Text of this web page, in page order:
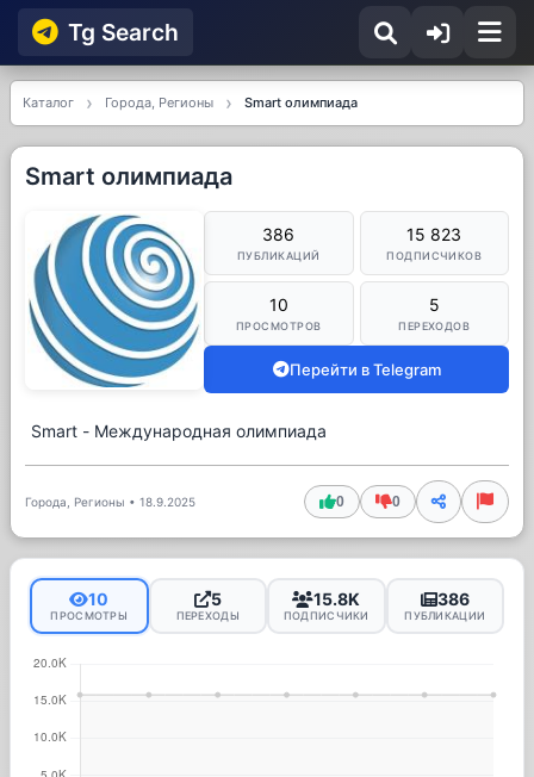
Tg Searсh
Каталог Города, Регионы Smart олимпиада
Smart олимпиада
386
ПУБЛИКАЦИЙ
15 823
ПОДПИСЧИКОВ
10
ПРОСМОТРОВ
5
ПЕРЕХОДОВ
Перейти в Telegram
Smart - Международная олимпиада
Города, Регионы • 18.9.2025 0 0
10
ПРОСМОТРЫ
5
ПЕРЕХОДЫ
15.8K
ПОДПИСЧИКИ
386
ПУБЛИКАЦИИ